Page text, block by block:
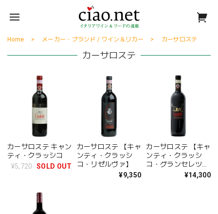
Home メーカー・ブランド / ワイン＆リカー カーサロステ
カーサロステ
カーサロステ キャン
ティ・クラッシコ
¥5,720
SOLD OUT
カーサロステ 【キャ
ンティ・クラッシ
コ・リゼルヴァ】
¥9,350
カーサロステ 【キャ
ンティ・クラッシ
コ・グランセレツィ
¥14,300